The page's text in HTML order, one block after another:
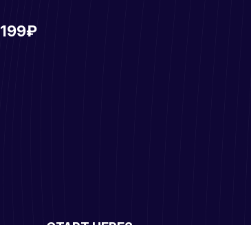
199₽